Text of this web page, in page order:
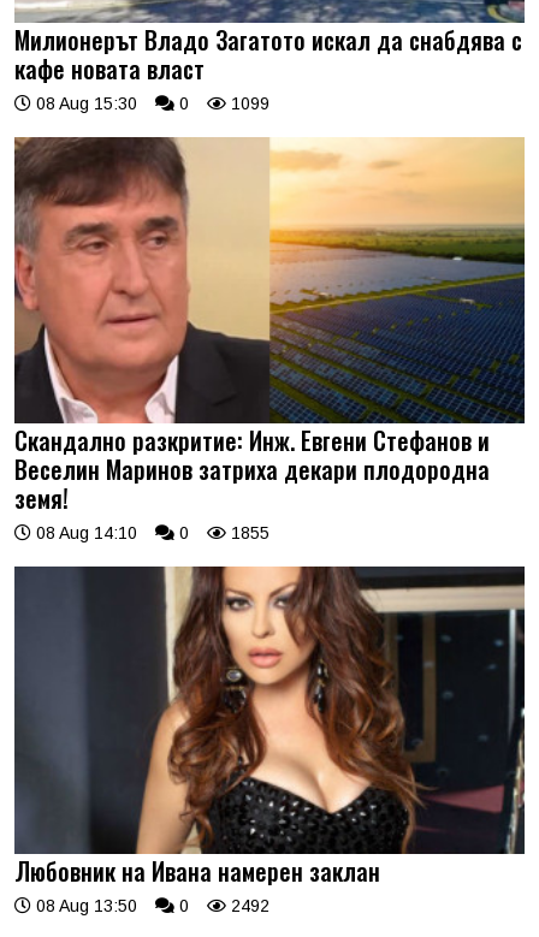
Милионерът Владо Загатото искал да снабдява с
кафе новата власт
08 Aug 15:30 0 1099
Скандално разкритие: Инж. Евгени Стефанов и
Веселин Маринов затриха декари плодородна
земя!
08 Aug 14:10 0 1855
Любовник на Ивана намерен заклан
08 Aug 13:50 0 2492